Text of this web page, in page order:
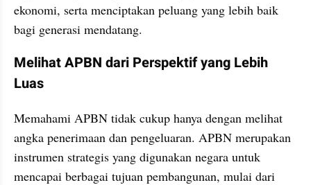
ekonomi, serta menciptakan peluang yang lebih baik
bagi generasi mendatang.
Melihat APBN dari Perspektif yang Lebih
Luas
Memahami APBN tidak cukup hanya dengan melihat
angka penerimaan dan pengeluaran. APBN merupakan
instrumen strategis yang digunakan negara untuk
mencapai berbagai tujuan pembangunan, mulai dari